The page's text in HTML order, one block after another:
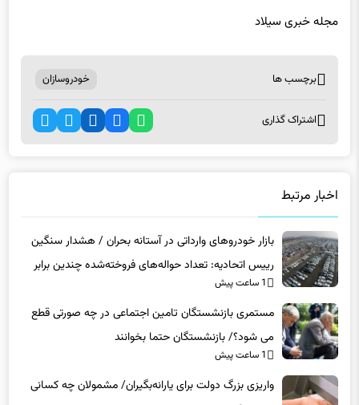
بازار خودروهای وارداتی در آستانه بحران / هشدار سنگین
رییس اتحادیه: تعداد حواله‌های فروخته‌شده چندین برابر
خودروهای واردشده به کشور است
مستمری بازنشستگان تامین اجتماعی در چه صورتی قطع
می شود؟/ بازنشستگان حتما بخوانند
واریزی بزرگ دولت برای یارانه‌بگیران/ مشمولان چه کسانی
هستند؟